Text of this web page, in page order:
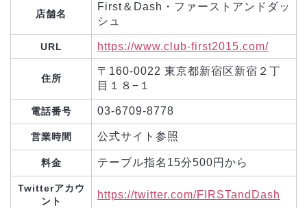
店舗名
First＆Dash・ファーストアンドダッ
シュ
URL https://www.club-first2015.com/
住所
〒160-0022 東京都新宿区新宿２丁
目１８−１
電話番号 03-6709-8778
営業時間 公式サイト参照
料金 テーブル指名15分500円から
Twitterアカウ
ント
https://twitter.com/FIRSTandDash